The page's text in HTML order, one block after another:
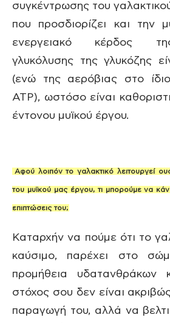
συγκέντρωσης του
που προσδιορίζει και την
ενεργειακό κέρδος
γλυκόλυσης της γλυκόζης
(ενώ της αερόβιας στο
ΑΤΡ), ωστόσο είναι
έντονου μυϊκού έργου.
Αφού λοιπόν το γαλακτικό λειτουργεί
του μυϊκού μας έργου, τι μπορούμε να
επιπτώσεις του;
Καταρχήν να πούμε ότι το
καύσιμο, παρέχει στο
προμήθεια υδατανθράκων
στόχος σου δεν είναι
παραγωγή του, αλλά να